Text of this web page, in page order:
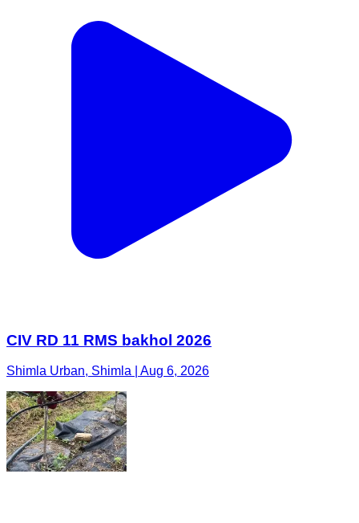
CIV RD 11 RMS bakhol 2026
Shimla Urban, Shimla | Aug 6, 2026